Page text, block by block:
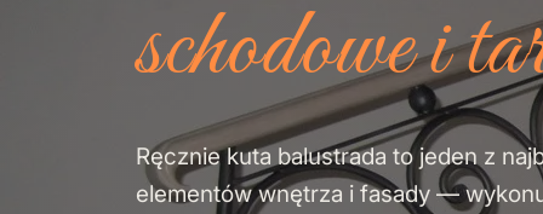
schodowe i
Ręcznie kuta balustrada to jeden z
elementów wnętrza i fasady —